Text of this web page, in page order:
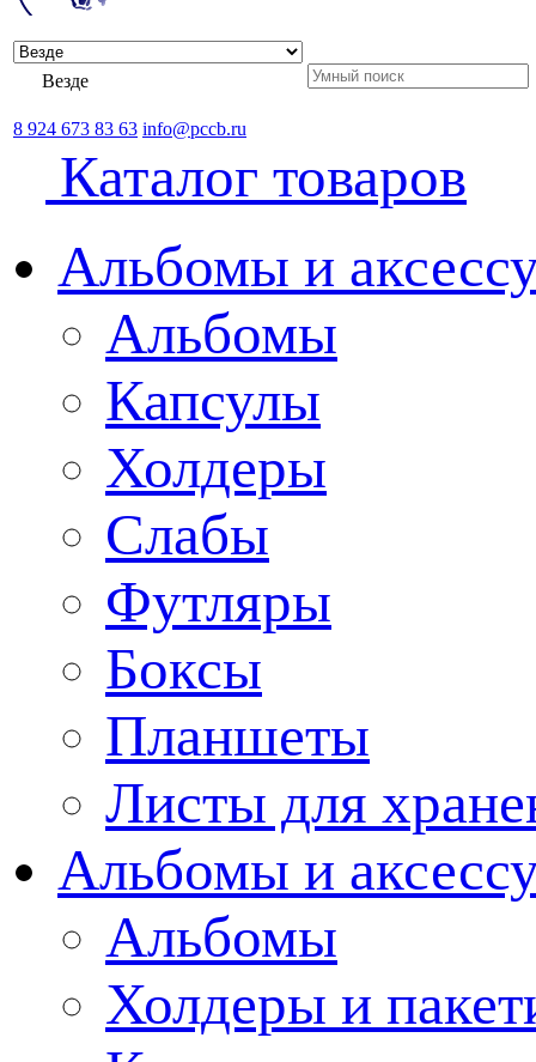
Везде
8 924 673 83 63 info@pccb.ru
Каталог товаров
Альбомы и
Альбомы
Капсулы
Холдеры
Слабы
Футляры
Боксы
Планшеты
Листы для
Альбомы и
Альбомы
Холдеры и